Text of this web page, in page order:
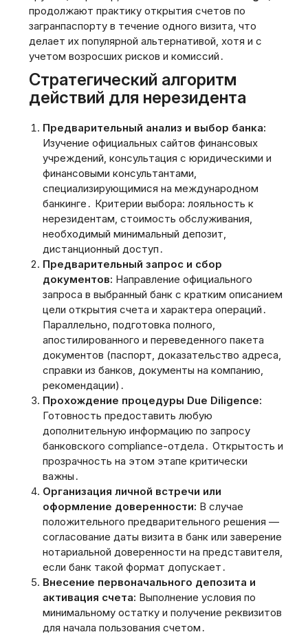
продолжают практику открытия счетов по
загранпаспорту в течение одного визита‚ что
делает их популярной альтернативой‚ хотя и с
учетом возросших рисков и комиссий․
Стратегический алгоритм
действий для нерезидента
Предварительный анализ и выбор банка:
Изучение официальных сайтов финансовых
учреждений‚ консультация с юридическими и
финансовыми консультантами‚
специализирующимися на международном
банкинге․ Критерии выбора: лояльность к
нерезидентам‚ стоимость обслуживания‚
необходимый минимальный депозит‚
дистанционный доступ․
Предварительный запрос и сбор
документов: Направление официального
запроса в выбранный банк с кратким описанием
цели открытия счета и характера операций․
Параллельно, подготовка полного‚
апостилированного и переведенного пакета
документов (паспорт‚ доказательство адреса‚
справки из банков‚ документы на компанию‚
рекомендации)․
Прохождение процедуры Due Diligence:
Готовность предоставить любую
дополнительную информацию по запросу
банковского compliance-отдела․ Открытость и
прозрачность на этом этапе критически
важны․
Организация личной встречи или
оформление доверенности: В случае
положительного предварительного решения —
согласование даты визита в банк или заверение
нотариальной доверенности на представителя‚
если банк такой формат допускает․
Внесение первоначального депозита и
активация счета: Выполнение условия по
минимальному остатку и получение реквизитов
для начала пользования счетом․